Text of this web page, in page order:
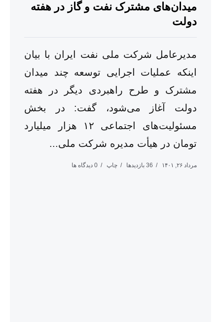
میدان‌های مشترک نفت و گاز در هفته
دولت
مدیرعامل شرکت ملی نفت ایران با بیان
اینکه عملیات اجرایی توسعه چند میدان
مشترک و طرح راهبردی دیگر در هفته
دولت آغاز می‌شود، گفت: در بخش
مسئولیت‌های اجتماعی ۱۲ هزار میلیارد
تومان در هیأت مدیره شرکت ملی...
مرداد ۲۶, ۱۴۰۱ 36 بازدیدها چاپ 0 دیدگاه ها